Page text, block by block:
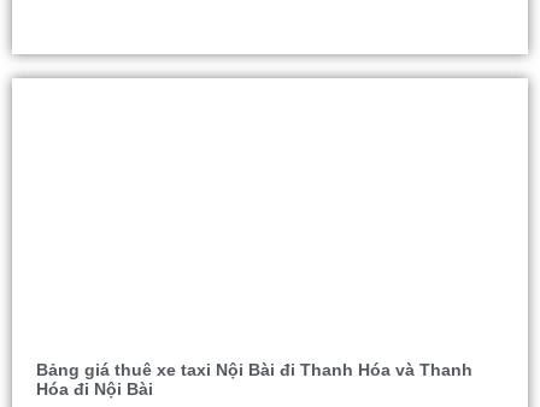
Bảng giá thuê xe taxi Nội Bài đi Thanh Hóa và Thanh
Hóa đi Nội Bài